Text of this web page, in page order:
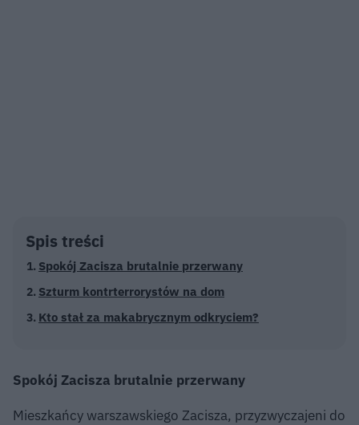
Spis treści
Spokój Zacisza brutalnie przerwany
Szturm kontrterrorystów na dom
Kto stał za makabrycznym odkryciem?
Spokój Zacisza brutalnie przerwany
Mieszkańcy warszawskiego Zacisza, przyzwyczajeni do